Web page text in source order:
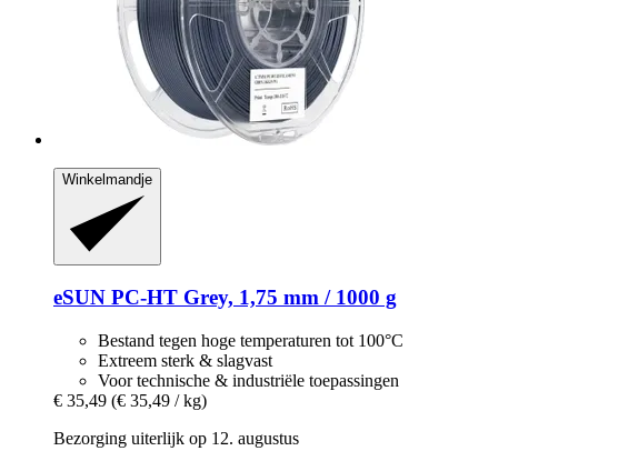
Winkelmandje
eSUN PC-​HT Grey, 1,75 mm / 1000 g
Bestand tegen hoge temperaturen tot 100°C
Extreem sterk & slagvast
Voor technische & industriële toepassingen
€ 35,49 (€ 35,49 / kg)
Bezorging uiterlijk op 12. augustus